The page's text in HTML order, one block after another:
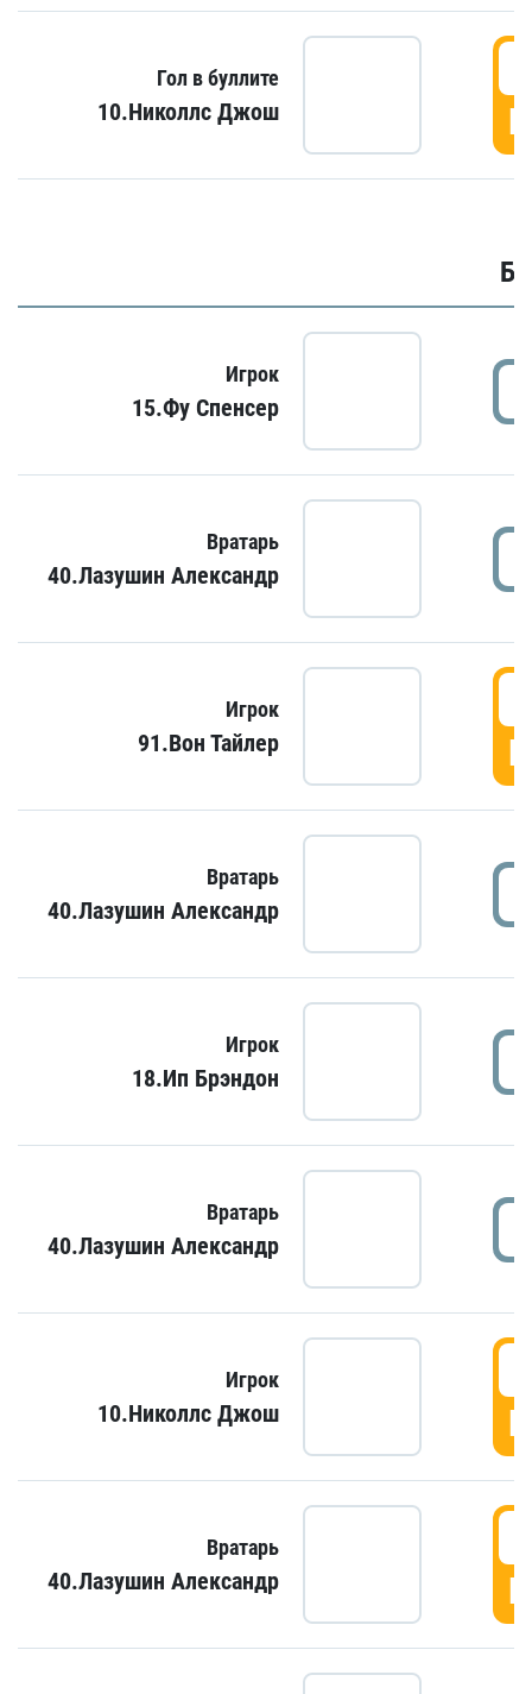
Гол в буллите
10.Николлс Джош
Игрок
15.Фу Спенсер
Вратарь
40.Лазушин Александр
Игрок
91.Вон Тайлер
Вратарь
40.Лазушин Александр
Игрок
18.Ип Брэндон
Вратарь
40.Лазушин Александр
Игрок
10.Николлс Джош
Вратарь
40.Лазушин Александр